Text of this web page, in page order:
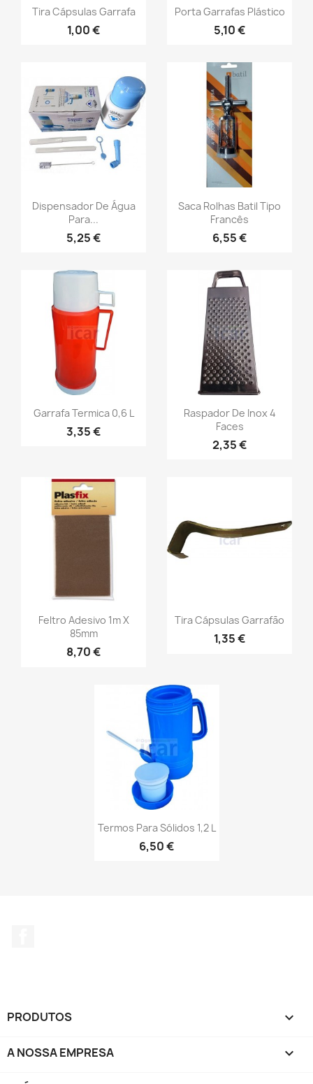
Tira Cápsulas Garrafa
1,00 €
Porta Garrafas Plástico
5,10 €
Dispensador De Água
Para...
5,25 €
Saca Rolhas Batil Tipo
Francês
6,55 €
Garrafa Termica 0,6 L
3,35 €
Raspador De Inox 4
Faces
2,35 €
Feltro Adesivo 1m X
85mm
8,70 €
Tira Cápsulas Garrafão
1,35 €
Termos Para Sólidos 1,2 L
6,50 €
PRODUTOS 
A NOSSA EMPRESA 